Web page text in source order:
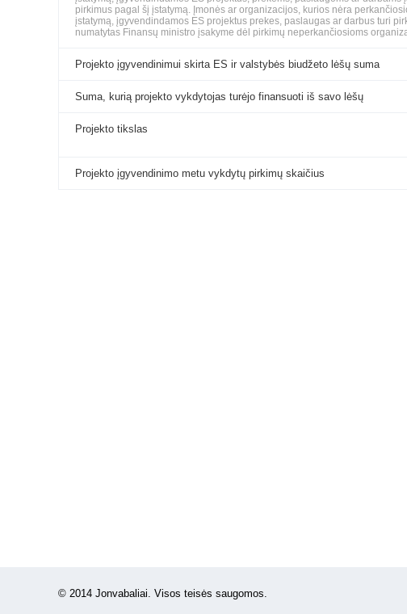
pirkimus pagal šį įstatymą. Įmonės ar organizacijos, kurios nėra
įstatymą, įgyvendindamos ES projektus prekes, paslaugas ar darbus turi
numatytas Finansų ministro įsakyme dėl pirkimų neperkančiosioms
Projekto įgyvendinimui skirta ES ir valstybės biudžeto lėšų suma
Suma, kurią projekto vykdytojas turėjo finansuoti iš savo lėšų
Projekto tikslas
Projekto įgyvendinimo metu vykdytų pirkimų skaičius
© 2014 Jonvabaliai. Visos teisės saugomos.